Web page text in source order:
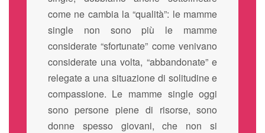
come ne cambia la “qualità”: le mamme
single non sono più le mamme
considerate “sfortunate” come venivano
considerate una volta, “abbandonate” e
relegate a una situazione di solitudine e
compassione. Le mamme single oggi
sono persone piene di risorse, sono
donne spesso giovani, che non si